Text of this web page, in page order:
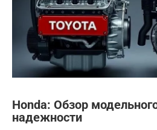
Honda: Обзор
надежности